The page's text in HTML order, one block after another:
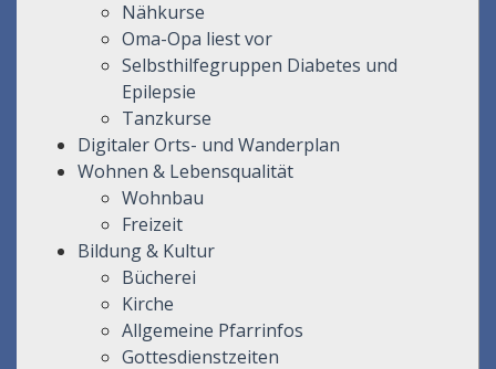
Nähkurse
Oma-Opa liest vor
Selbsthilfegruppen Diabetes und
Epilepsie
Tanzkurse
Digitaler Orts- und Wanderplan
Wohnen & Lebensqualität
Wohnbau
Freizeit
Bildung & Kultur
Bücherei
Kirche
Allgemeine Pfarrinfos
Gottesdienstzeiten